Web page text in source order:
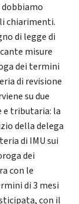
dobbiamo
chiarimenti.
di legge di
misure
dei termini
di revisione
su due
tributaria: la
della delega
di IMU sui
dei
con le
di 3 mesi
con il